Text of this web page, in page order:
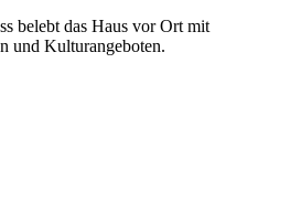
belebt das Haus vor Ort mit
und Kulturangeboten.